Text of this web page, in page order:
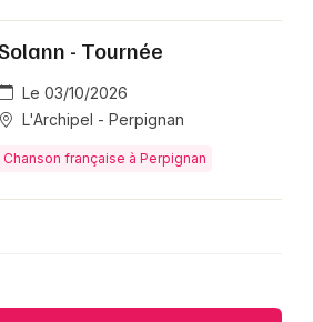
- Tournée
Le 03/10/2026
L'Archipel - Perpignan
Chanson française à Perpignan